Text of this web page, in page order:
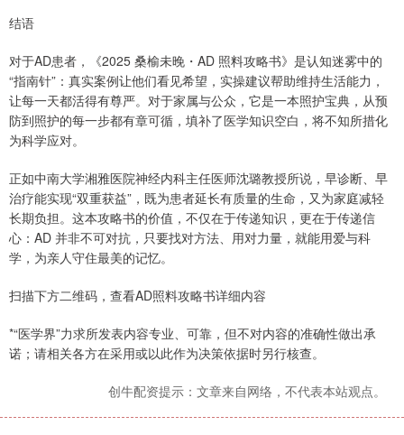
结语
对于AD患者，《2025 桑榆未晚・AD 照料攻略书》是认知迷雾中的
“指南针”：真实案例让他们看见希望，实操建议帮助维持生活能力，
让每一天都活得有尊严。对于家属与公众，它是一本照护宝典，从预
防到照护的每一步都有章可循，填补了医学知识空白，将不知所措化
为科学应对。
正如中南大学湘雅医院神经内科主任医师沈璐教授所说，早诊断、早
治疗能实现“双重获益”，既为患者延长有质量的生命，又为家庭减轻
长期负担。这本攻略书的价值，不仅在于传递知识，更在于传递信
心：AD 并非不可对抗，只要找对方法、用对力量，就能用爱与科
学，为亲人守住最美的记忆。
扫描下方二维码，查看AD照料攻略书详细内容
*“医学界”力求所发表内容专业、可靠，但不对内容的准确性做出承
诺；请相关各方在采用或以此作为决策依据时另行核查。
创牛配资提示：文章来自网络，不代表本站观点。